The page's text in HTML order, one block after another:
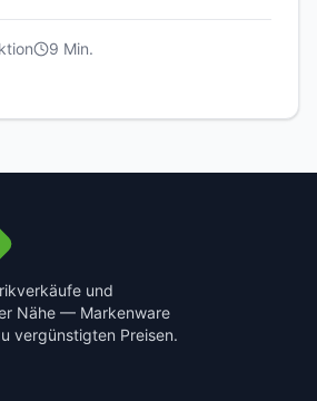
9 Min.
und
Nähe — Markenware
vergünstigten Preisen.